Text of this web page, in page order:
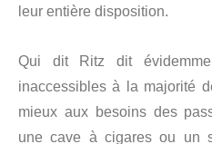
leur entière disposition.
Qui dit Ritz dit
inaccessibles à la majorité
mieux aux besoins des
une cave à cigares ou un